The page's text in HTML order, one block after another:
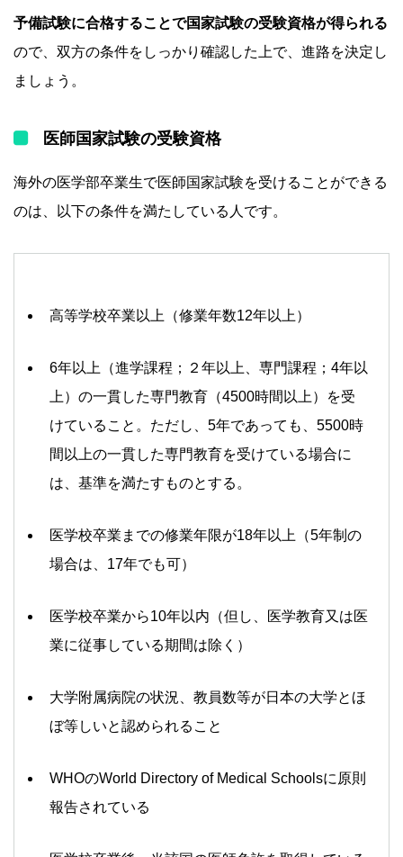
予備試験に合格することで国家試験の受験資格が得られる
ので、双方の条件をしっかり確認した上で、進路を決定し
ましょう。
医師国家試験の受験資格
海外の医学部卒業生で医師国家試験を受けることができる
のは、以下の条件を満たしている人です。
高等学校卒業以上（修業年数12年以上）
6年以上（進学課程；２年以上、専門課程；4年以
上）の一貫した専門教育（4500時間以上）を受
けていること。ただし、5年であっても、5500時
間以上の一貫した専門教育を受けている場合に
は、基準を満たすものとする。
医学校卒業までの修業年限が18年以上（5年制の
場合は、17年でも可）
医学校卒業から10年以内（但し、医学教育又は医
業に従事している期間は除く）
大学附属病院の状況、教員数等が日本の大学とほ
ぼ等しいと認められること
WHOのWorld Directory of Medical Schoolsに原則
報告されている